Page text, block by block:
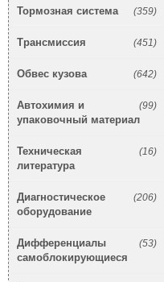
(359)
Тормозная система
(451)
Трансмиссия
(642)
Обвес кузова
(99)
Автохимия и
упаковочный материал
(16)
Техническая
литература
(206)
Диагностическое
оборудование
(53)
Дифференциалы
самоблокирующиеся